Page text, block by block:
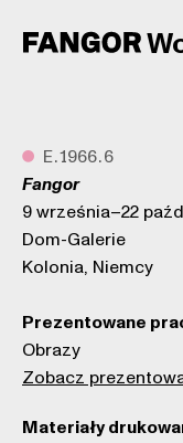
● E.1966.6
Fangor
9 września–22
Dom-Galerie
Kolonia, Niemcy
Prezentowane
Obrazy
Zobacz
Materiały